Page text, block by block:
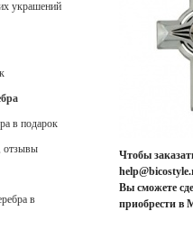
украшений
в подарок
отзывы
в
Чтобы
Вы сможете
приобрести в